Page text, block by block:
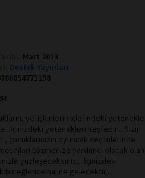
Mart 2013
Destek Yayınları
yetişkinlerin içlerindeki
yetenekleri keşfedin...Sizin
çocuklarınızın oyuncak seçimlerinde
çözmenize yardımcı olacak olan
yüzleşeceksiniz....İçinizdeki
eğlence haline gelecektir....